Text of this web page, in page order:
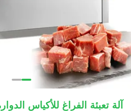
آلة تعبئة الفراغ للأكياس